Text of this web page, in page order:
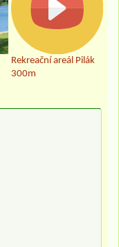
Rekreační areál Pilák
300m